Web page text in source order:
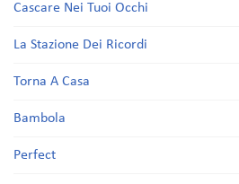
Cascare Nei Tuoi Occhi
La Stazione Dei Ricordi
Torna A Casa
Bambola
Perfect